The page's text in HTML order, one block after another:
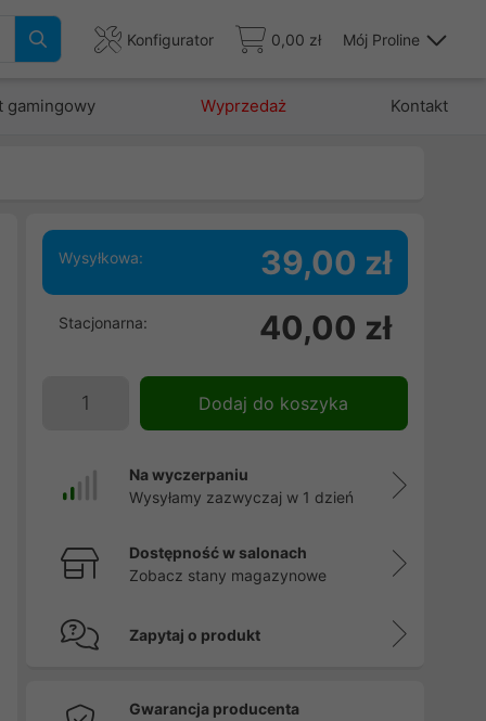
Konfigurator 0,00 zł Mój Proline
gamingowy Wyprzedaż Kontakt
Wysyłkowa: 39,00 zł
Stacjonarna: 40,00 zł
Dodaj do koszyka
Na wyczerpaniu
Wysyłamy zazwyczaj w 1 dzień
Dostępność w salonach
Zobacz stany magazynowe
Zapytaj o produkt
Gwarancja producenta